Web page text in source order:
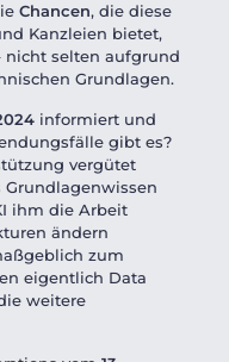
Chancen, die diese
Kanzleien bietet,
nicht selten aufgrund
Grundlagen.
informiert und
gibt es?
vergütet
Grundlagenwissen
ihm die Arbeit
ändern
zum
eigentlich Data
weitere